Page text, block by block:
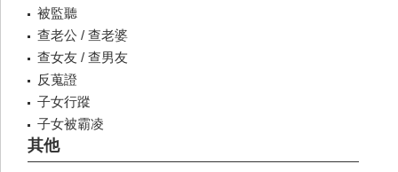
被監聽
查老公 / 查老婆
查女友 / 查男友
反蒐證
子女行蹤
子女被霸凌
其他